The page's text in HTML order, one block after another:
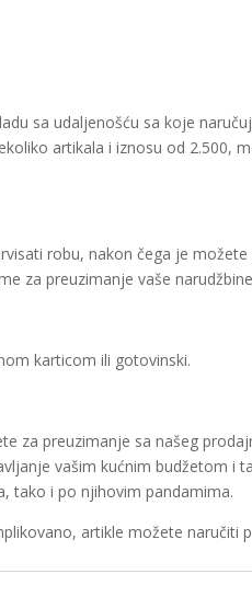
sa udaljenošću sa koje
artikala i iznosu od 2.500,
robu, nakon čega je
za preuzimanje vaše
karticom ili gotovinski.
za preuzimanje sa našeg
vašim kućnim budžetom
tako i po njihovim pandamima.
artikle možete naručiti